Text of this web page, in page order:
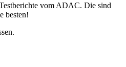
vom ADAC. Die sind
besten!